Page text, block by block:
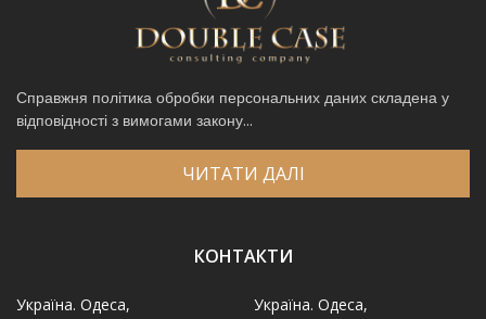
Справжня політика обробки персональних даних складена у
відповідності з вимогами закону...
ЧИТАТИ ДАЛІ
КОНТАКТИ
Україна. Одеса,
Україна. Одеса,